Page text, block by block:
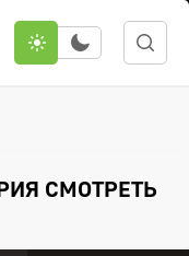
СМОТРЕТЬ